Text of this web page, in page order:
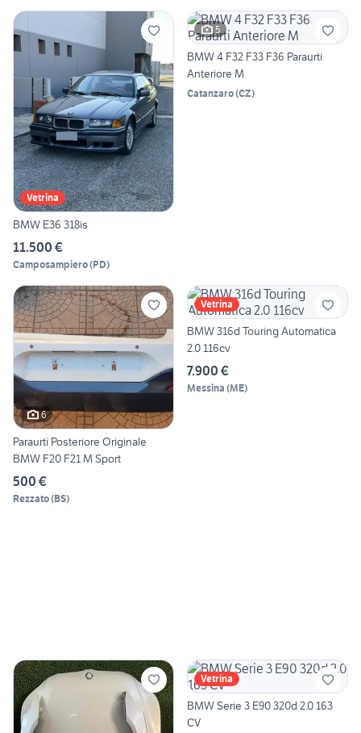
Vetrina
BMW E36 318is
11.500 €
Camposampiero(PD)
5
BMW 4 F32 F33 F36 Paraurti
Anteriore M
Catanzaro(CZ)
6
Paraurti Posteriore Originale
BMW F20 F21 M Sport
500 €
Rezzato(BS)
Vetrina
BMW 316d Touring Automatica
2.0 116cv
7.900 €
Messina (ME)
Vetrina
BMW Serie 3 E90 320d 2.0 163
CV